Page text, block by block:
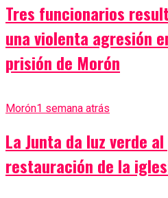
Tres funcionarios
una violenta agresión
prisión de Morón
Morón1 semana atrás
La Junta da luz verde
restauración de la